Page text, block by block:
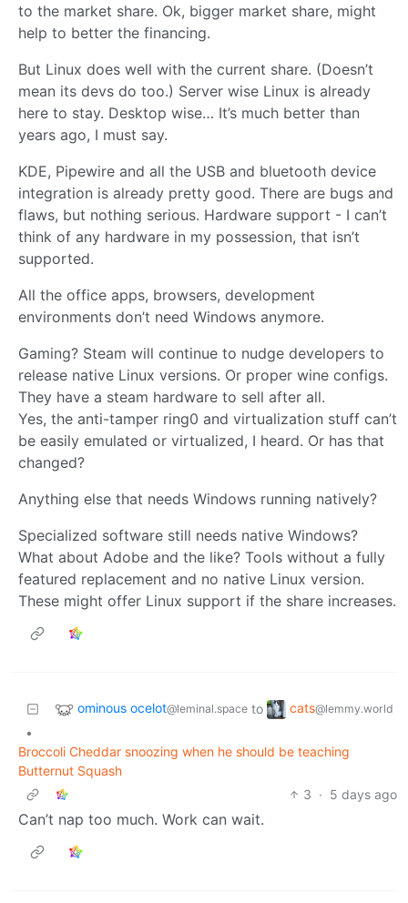
to the market share. Ok, bigger market share, might
help to better the financing.
But Linux does well with the current share. (Doesn’t
mean its devs do too.) Server wise Linux is already
here to stay. Desktop wise… It’s much better than
years ago, I must say.
KDE, Pipewire and all the USB and bluetooth device
integration is already pretty good. There are bugs and
flaws, but nothing serious. Hardware support - I can’t
think of any hardware in my possession, that isn’t
supported.
All the office apps, browsers, development
environments don’t need Windows anymore.
Gaming? Steam will continue to nudge developers to
release native Linux versions. Or proper wine configs.
They have a steam hardware to sell after all.
Yes, the anti-tamper ring0 and virtualization stuff can’t
be easily emulated or virtualized, I heard. Or has that
changed?
Anything else that needs Windows running natively?
Specialized software still needs native Windows?
What about Adobe and the like? Tools without a fully
featured replacement and no native Linux version.
These might offer Linux support if the share increases.
ominous ocelot@leminal.space to cats@lemmy.world
•
Broccoli Cheddar snoozing when he should be teaching
Butternut Squash
3 · 5 days ago
Can’t nap too much. Work can wait.